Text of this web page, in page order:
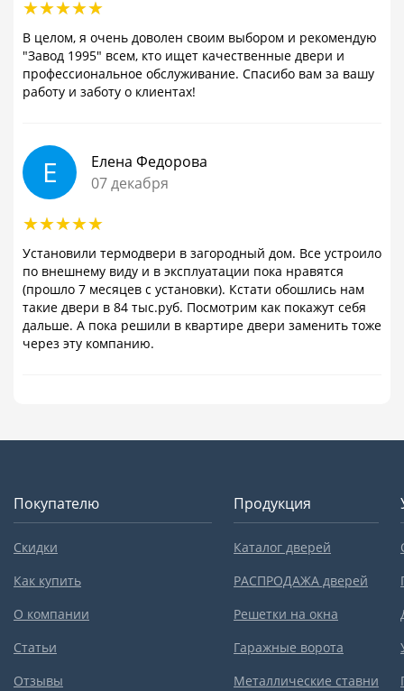
В целом, я очень доволен своим выбором и рекомендую
"Завод 1995" всем, кто ищет качественные двери и
профессиональное обслуживание. Спасибо вам за вашу
работу и заботу о клиентах!
Е
Елена Федорова
07 декабря
Установили термодвери в загородный дом. Все устроило
по внешнему виду и в эксплуатации пока нравятся
(прошло 7 месяцев с установки). Кстати обошлись нам
такие двери в 84 тыс.руб. Посмотрим как покажут себя
дальше. А пока решили в квартире двери заменить тоже
через эту компанию.
Покупателю
Скидки
Как купить
О компании
Статьи
Отзывы
Продукция
Каталог дверей
РАСПРОДАЖА дверей
Решетки на окна
Гаражные ворота
Металлические ставни